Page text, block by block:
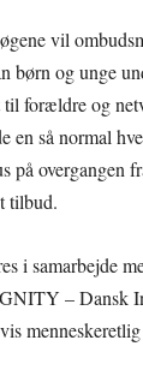
vil
børn og unge
til forældre og
en så normal
på overgangen
tilbud.
i samarbejde
– Dansk